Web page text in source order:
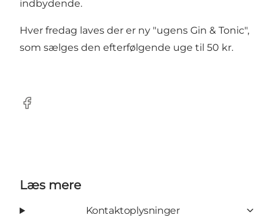
indbydende.
Hver fredag laves der er ny "ugens Gin & Tonic",
som sælges den efterfølgende uge til 50 kr.
Facebook
Læs mere
Kontaktoplysninger